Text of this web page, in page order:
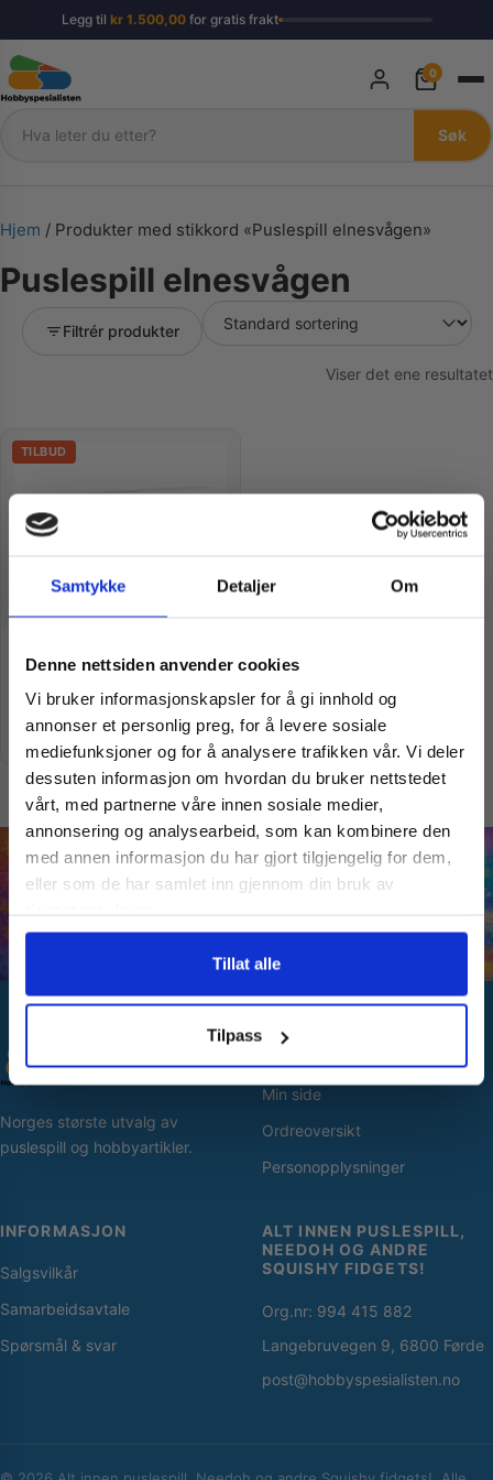
Samtykke Detaljer Om
Denne nettsiden anvender cookies
Vi bruker informasjonskapsler for å gi innhold og
annonser et personlig preg, for å levere sosiale
mediefunksjoner og for å analysere trafikken vår. Vi deler
dessuten informasjon om hvordan du bruker nettstedet
vårt, med partnerne våre innen sosiale medier,
annonsering og analysearbeid, som kan kombinere den
med annen informasjon du har gjort tilgjengelig for dem,
eller som de har samlet inn gjennom din bruk av
Tillat alle
Tilpass
Legg til kr1.500,00for gratis frakt
Søk
Søk
0
Hjem / Produkter med stikkord «Puslespill elnesvågen»
Puslespill elnesvågen
Filtrér produkter
Viser det ene resultatet
TILBUD
brikker
kr299,00 kr490,00
Legg i handlekurv
Norges største utvalg av
puslespill og hobbyartikler.
Min side
Ordreoversikt
Personopplysninger
INFORMASJON
Salgsvilkår
Samarbeidsavtale
Spørsmål & svar
ALT INNEN PUSLESPILL,
NEEDOH OG ANDRE
SQUISHY FIDGETS!
Org.nr: 994 415 882
Langebruvegen 9, 6800 Førde
post@hobbyspesialisten.no
Vil du ha
10% Rabatt?
Meld deg på vårt nyhetsbrev og motta
gode tilbud og produktinformasjon fra
oss¢!
Ja takk, jeg er med
Nei takk! Jeg betaler fullpris